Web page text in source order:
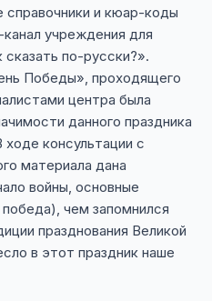
справочники и кюар-коды
учреждения для
по-русски?».
Победы», проходящего
центра была
данного праздника
консультации с
материала дана
войны, основные
чем запомнился
празднования Великой
в этот праздник наше